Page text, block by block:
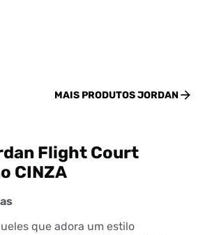
MAIS PRODUTOSJORDAN
Flight Court
CINZA
que adora um estilo